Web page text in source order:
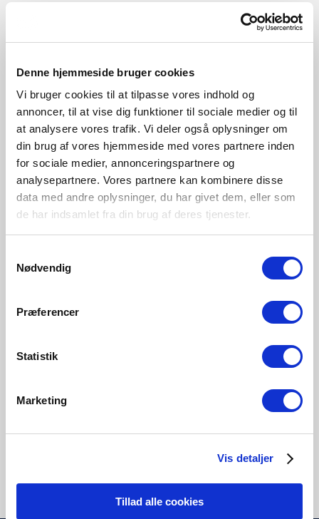
Denne hjemmeside bruger cookies
Vi bruger cookies til at tilpasse vores indhold og
annoncer, til at vise dig funktioner til sociale medier og til
at analysere vores trafik. Vi deler også oplysninger om
din brug af vores hjemmeside med vores partnere inden
for sociale medier, annonceringspartnere og
analysepartnere. Vores partnere kan kombinere disse
data med andre oplysninger, du har givet dem, eller som
de har indsamlet fra din brug af deres tjenester.
Nødvendig
Præferencer
Statistik
Marketing
Vis detaljer
Tillad alle cookies
Overall Product Info Specifications Dimensions
Warm, white light (2700 Kelvin)
Bulb base
Dimmable?
2700
470.0
Material